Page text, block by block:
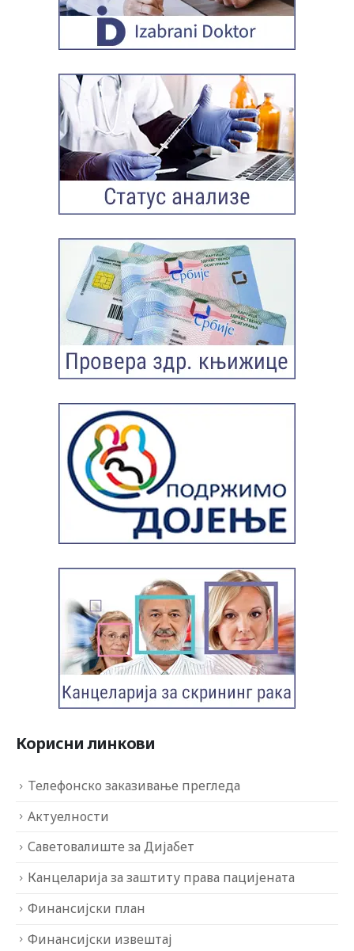
Корисни линкови
Телефонско заказивање прегледа
Актуелности
Саветовалиште за Дијабет
Канцеларија за заштиту права пацијената
Финансијски план
Финансијски извештај